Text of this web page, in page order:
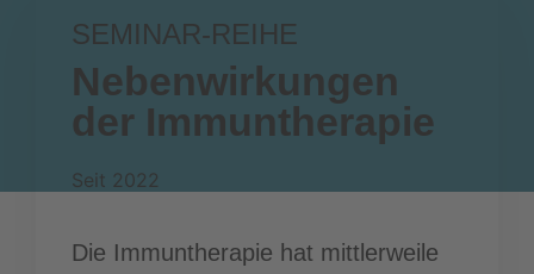
SEMINAR-REIHE
Nebenwirkungen
der Immuntherapie
Seit 2022
Die Immuntherapie hat mittlerweile